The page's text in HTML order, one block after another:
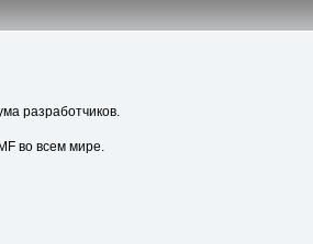
разработчиков.
во всем мире.